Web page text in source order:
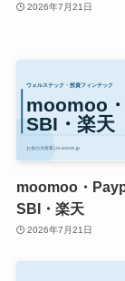
2026年7月21日
moomoo・
SBI・楽天
2026年7月21日